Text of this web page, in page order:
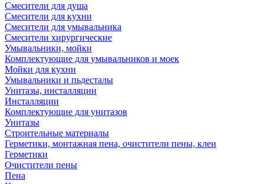
Смесители для душа
Смесители для кухни
Смесители для умывальника
Смесители хирургические
Умывальники, мойки
Комплектующие для умывальников и моек
Мойки для кухни
Умывальники и пьдесталы
Унитазы, инсталляции
Инсталляции
Комплектующие для унитазов
Унитазы
Строительные материалы
Герметики, монтажная пена, очистители пены, клеи
Герметики
Очистители пены
Пена